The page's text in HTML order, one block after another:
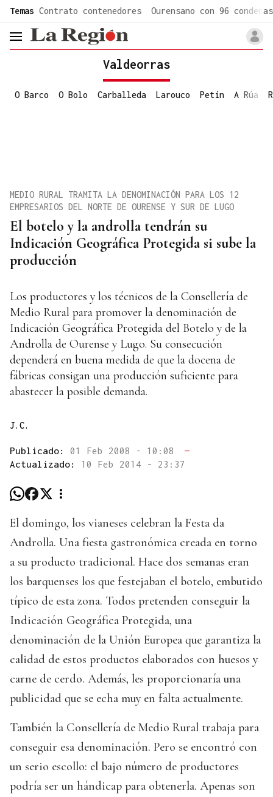
Temas Contrato contenedores Ourensano con 96 condenas
header.menu.open
Valdeorras
O Barco O Bolo Carballeda Larouco Petín A Rúa
El botelo y la androlla tendrán su
Indicación Geográfica Protegida si sube la
producción
MEDIO RURAL TRAMITA LA DENOMINACIÓN PARA LOS 12
EMPRESARIOS DEL NORTE DE OURENSE Y SUR DE LUGO
Los productores y los técnicos de la Consellería de
Medio Rural para promover la denominación de
Indicación Geográfica Protegida del Botelo y de la
Androlla de Ourense y Lugo. Su consecución
dependerá en buena medida de que la docena de
fábricas consigan una producción suficiente para
abastecer la posible demanda.
J.C.
Publicado: 01 Feb 2008 - 10:08
—
Actualizado: 10 Feb 2014 - 23:37
El domingo, los vianeses celebran la Festa da
Androlla. Una fiesta gastronómica creada en torno
a su producto tradicional. Hace dos semanas eran
los barquenses los que festejaban el botelo, embutido
típico de esta zona. Todos pretenden conseguir la
Indicación Geográfica Protegida, una
denominación de la Unión Europea que garantiza la
calidad de estos productos elaborados con huesos y
carne de cerdo. Además, les proporcionaría una
publicidad que se echa muy en falta actualmente.
También la Consellería de Medio Rural trabaja para
conseguir esa denominación. Pero se encontró con
un serio escollo: el bajo número de productores
podría ser un hándicap para obtenerla. Apenas son